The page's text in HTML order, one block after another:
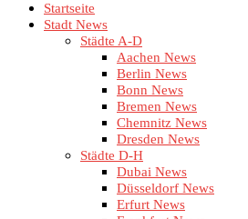
Startseite
Stadt News
Städte A-D
Aachen News
Berlin News
Bonn News
Bremen News
Chemnitz News
Dresden News
Städte D-H
Dubai News
Düsseldorf News
Erfurt News